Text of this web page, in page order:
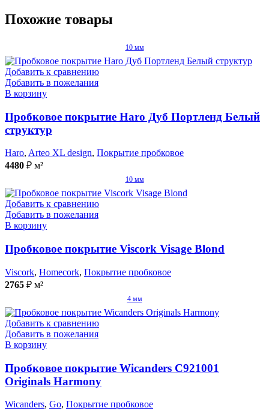
Похожие товары
10 мм
Добавить к сравнению
Добавить в пожелания
В корзину
Пробковое покрытие Haro Дуб Портленд Белый
структур
Haro, Arteo XL design, Покрытие пробковое
4480 ₽ м²
10 мм
Добавить к сравнению
Добавить в пожелания
В корзину
Пробковое покрытие Viscork Visage Blond
Viscork, Homecork, Покрытие пробковое
2765 ₽ м²
4 мм
Добавить к сравнению
Добавить в пожелания
В корзину
Пробковое покрытие Wicanders C921001
Originals Harmony
Wicanders, Go, Покрытие пробковое